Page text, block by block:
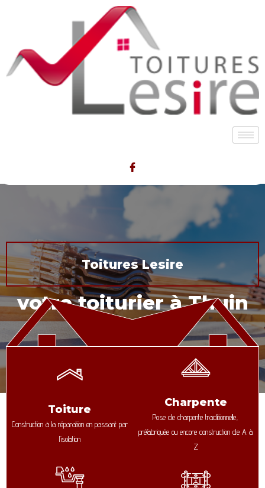
Toitures Lesire
votre toiturier à Thuin
Toiture
Construction à la réparation en passant par
l’isolation
Charpente
Pose de charpente traditionnelle,
préfabriquée ou encore construction de A à
Z